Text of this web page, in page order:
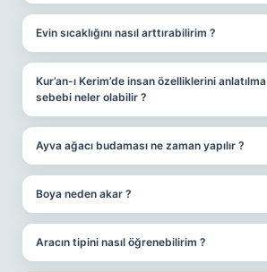
Evin sıcaklığını nasıl arttırabilirim ?
Kur’an-ı Kerim’de insan özelliklerini anlatılma
sebebi neler olabilir ?
Ayva ağacı budaması ne zaman yapılır ?
Boya neden akar ?
Aracın tipini nasıl öğrenebilirim ?